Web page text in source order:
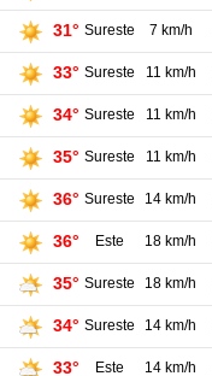
31° Sureste 7 km/h
33° Sureste 11 km/h
34° Sureste 11 km/h
35° Sureste 11 km/h
36° Sureste 14 km/h
36° Este 18 km/h
35° Sureste 18 km/h
34° Sureste 14 km/h
33° Este 14 km/h